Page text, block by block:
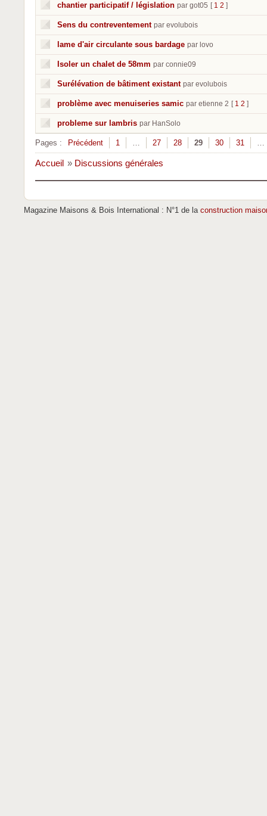
chantier participatif / législation par got05 [ 1 2 ]
Sens du contreventement par evolubois
lame d'air circulante sous bardage par lovo
Isoler un chalet de 58mm par connie09
Surélévation de bâtiment existant par evolubois
problème avec menuiseries samic par etienne 2 [ 1 2 ]
probleme sur lambris par HanSolo
Pages : Précédent 1 … 27 28 29 30 31 …
Accueil » Discussions générales
Magazine Maisons & Bois International : N°1 de la construction